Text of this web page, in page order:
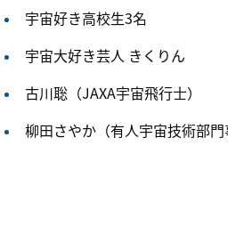
宇宙好き高校生3名
宇宙大好き芸人 きくりん
古川聡（JAXA宇宙飛行士）
柳田さやか（有人宇宙技術部門